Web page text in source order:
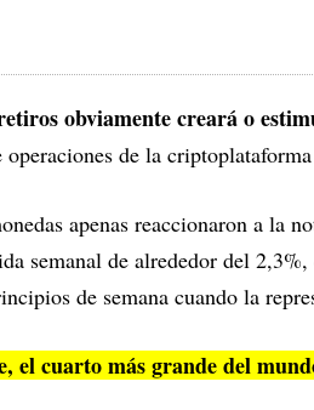
obviamente creará o
de la
apenas reaccionaron a la
semanal de alrededor del
de semana cuando la
el cuarto más grande del